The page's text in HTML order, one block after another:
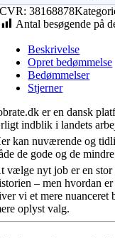
CVR:38168878
Antal besøgende på
Beskrivelse
Opret bedømmelse
Bedømmelser
Stjerner
er en dansk
indblik i landets
kan nuværende og
de gode og de
vælge nyt job er en stor
– men hvordan
vi et mere nuanceret
oplyst valg.